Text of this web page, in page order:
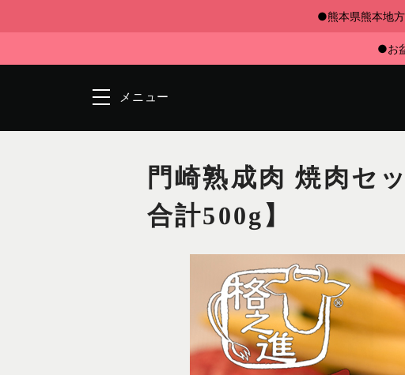
●熊本県熊本地
●お
メニュー
門崎熟成肉 焼肉セ
合計500g】